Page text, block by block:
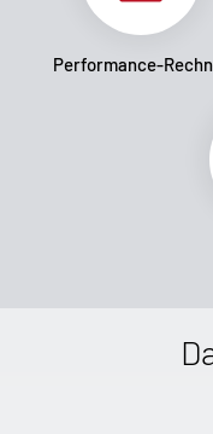
Performance-